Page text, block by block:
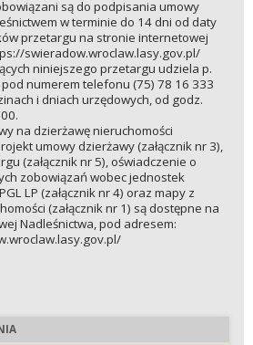
są do podpisania umowy
w terminie do 14 dni od daty
przetargu na stronie internetowej
swieradow.wroclaw.lasy.gov.pl/
niniejszego przetargu udziela p.
pod numerem telefonu (75) 78 16 333
i dniach urzędowych, od godz.
na dzierżawę nieruchomości
umowy dzierżawy (załącznik nr 3),
(załącznik nr 5), oświadczenie o
zobowiązań wobec jednostek
LP (załącznik nr 4) oraz mapy z
(załącznik nr 1) są dostępne na
Nadleśnictwa, pod adresem: